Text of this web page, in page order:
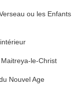
ou les Enfants
le-Christ
Nouvel Age